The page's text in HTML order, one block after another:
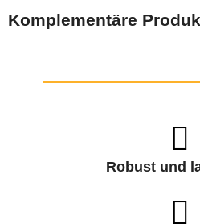
Komplementäre
Robust und